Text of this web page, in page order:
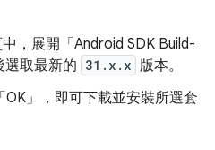
，展開「Android SDK Build-
選取最新的 31.x.x 版本。
」
，即可下載並安裝所選套